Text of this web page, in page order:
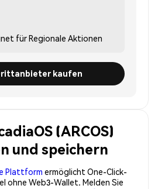
fürRegionale Aktionen
kaufen
(ARCOS)
und speichern
Plattform ermöglicht One-Click-
ohne Web3-Wallet. Melden Sie